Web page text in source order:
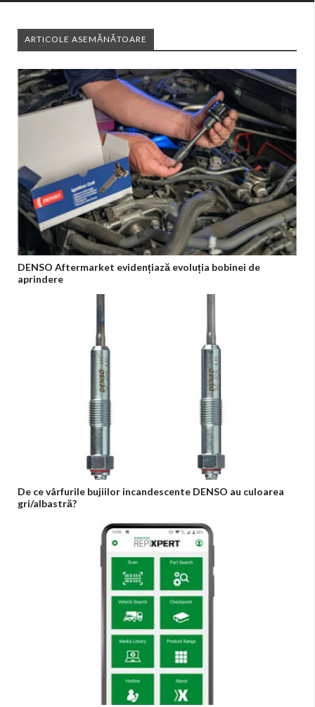
ARTICOLE ASEMĂNĂTOARE
DENSO Aftermarket evidențiază evoluția bobinei de
aprindere
De ce vârfurile bujiilor incandescente DENSO au culoarea
gri/albastră?